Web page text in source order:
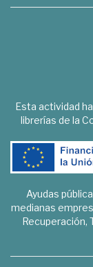
Esta actividad
librerías de la
Ayudas
medianas
Recuperación,